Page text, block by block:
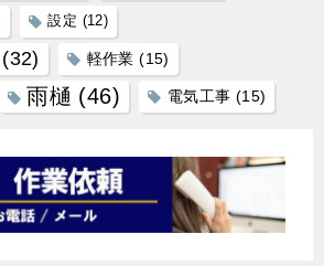
設定 (12)
(32) 軽作業 (15)
雨樋 (46) 電気工事 (15)